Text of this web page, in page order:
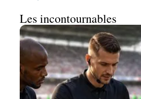
Les incontournables